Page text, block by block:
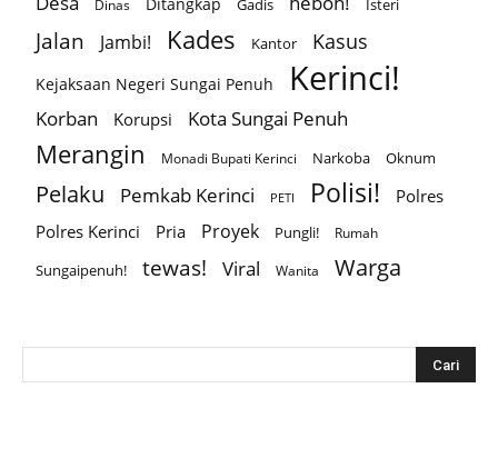
Dinas Gadis Isteri
Jalan Jambi! Kades Kantor Kasus
Kejaksaan Negeri Sungai Penuh Kerinci!
Korban Korupsi Kota Sungai Penuh
Merangin Monadi Bupati Kerinci Narkoba Oknum
Pelaku Pemkab Kerinci PETI Polisi!
Polres
Polres Kerinci
Pria Proyek Pungli! Rumah
Sungaipenuh! tewas! Viral Wanita Warga